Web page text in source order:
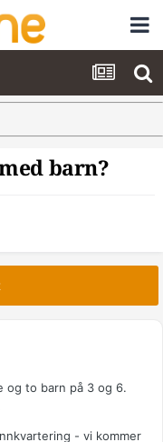
barn?
og to barn på 3 og 6.
- vi kommer